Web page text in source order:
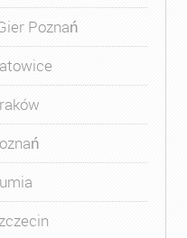
Poznań